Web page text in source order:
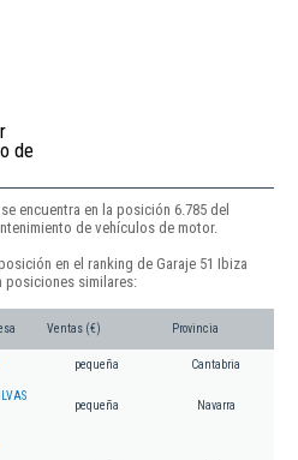
de
encuentra en la posición 6.785 del
de vehículos de motor.
en el ranking de Garaje 51 Ibiza
posiciones similares:
Ventas (€) Provincia
pequeña Cantabria
pequeña Navarra